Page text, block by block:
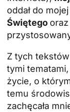
oddał do
Świętego
Z tych
tymi
życie, o
temu
zachęcała